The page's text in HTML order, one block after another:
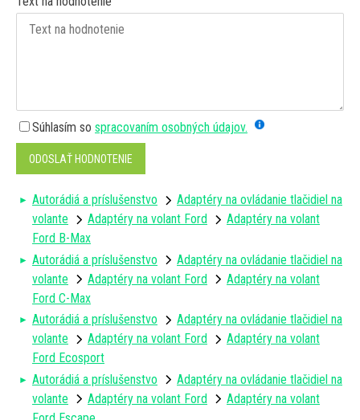
Súhlasím so spracovaním osobných údajov.
ODOSLAŤ HODNOTENIE
Autorádiá a príslušenstvo
Adaptéry na ovládanie tlačidiel na
volante
Adaptéry na volant Ford
Adaptéry na volant
Ford B-Max
Autorádiá a príslušenstvo
Adaptéry na ovládanie tlačidiel na
volante
Adaptéry na volant Ford
Adaptéry na volant
Ford C-Max
Autorádiá a príslušenstvo
Adaptéry na ovládanie tlačidiel na
volante
Adaptéry na volant Ford
Adaptéry na volant
Ford Ecosport
Autorádiá a príslušenstvo
Adaptéry na ovládanie tlačidiel na
volante
Adaptéry na volant Ford
Adaptéry na volant